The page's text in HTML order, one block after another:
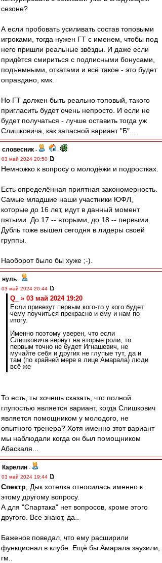
сезоне?
А если пробовать усиливать состав топовыми
игроками, тогда нужен ГТ с именем, чтобы под
него пришли реальные звёзды. И даже если
придётся смириться с подписными бонусами,
подъемными, откатами и всё такое - это будет
оправдано, кмк.
Но ГТ должен быть реально топовый, такого
пригласить будет очень непросто. И если не
будет получаться - лучше оставить тогда уж
Слишковича, как запасной вариант "Б"...
словесник -
03 май 2024 20:50
Немножко к вопросу о молодёжи и подростках.
Есть определённая приятная закономерность.
Самые младшие наши участники ЮФЛ,
которые до 16 лет, идут в данный момент
пятыми. До 17 -- вторыми, до 18 -- первыми.
Дубль тоже вышел сегодня в лидеры своей
группы.
Наоборот было бы хуже ;-).
нуль -
03 май 2024 20:44
Q_ » 03 май 2024 19:20
Если привезут первым кого-то у кого будет
чему поучиться прекрасно и ему и нам по
итогу.
Именно поэтому уверен, что если
Слишковича вернут на вторые роли, то
первым точно не будет Игнашевич, не
мучайте себя и других не глупые тут, да и
там (по крайней мере в лице Амарала) люди
всё же
То есть, ты хочешь сказать, что полной
глупостью является вариант, когда Слишкович
является помощником у молодого, не
опытного тренера? Хотя именно зтот вариант
мы наблюдали когда он был помощником
Абаскаля...
Карелин -
03 май 2024 19:44
Спектр , Дык хотелка относилась именно к
этому другому вопросу.
А для "Спартака" нет вопросов, кроме этого
другого. Все знают, да..
Баженов поведал, что ему расширили
функционал в клубе. Ещё бы Амарала заузили,
гм..